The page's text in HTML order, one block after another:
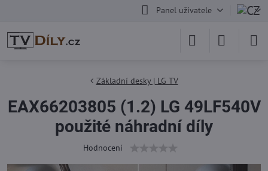
Panel uživatele
Základní desky | LG TV
EAX66203805 (1.2) LG 49LF540V
použité náhradní díly
Hodnocení